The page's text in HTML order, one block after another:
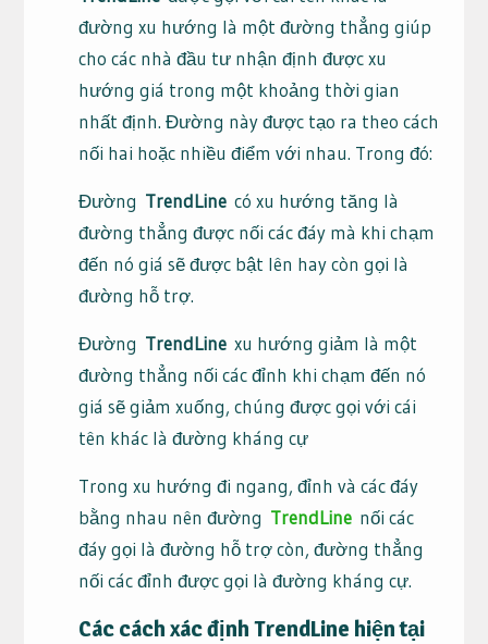
đường xu hướng là một đường thẳng giúp
cho các nhà đầu tư nhận định được xu
hướng giá trong một khoảng thời gian
nhất định. Đường này được tạo ra theo cách
nối hai hoặc nhiều điểm với nhau. Trong đó:
Đường TrendLinecó xu hướng tăng là
đường thẳng được nối các đáy mà khi chạm
đến nó giá sẽ được bật lên hay còn gọi là
đường hỗ trợ.
Đường TrendLinexu hướng giảm là một
đường thẳng nối các đỉnh khi chạm đến nó
giá sẽ giảm xuống, chúng được gọi với cái
tên khác là đường kháng cự
Trong xu hướng đi ngang, đỉnh và các đáy
bằng nhau nên đường TrendLine nối các
đáy gọi là đường hỗ trợ còn, đường thẳng
nối các đỉnh được gọi là đường kháng cự.
Các cách xác định TrendLine hiện tại